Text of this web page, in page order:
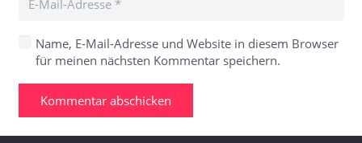
Name, E-Mail-Adresse und Website in diesem Browser
für meinen nächsten Kommentar speichern.
Kommentar abschicken